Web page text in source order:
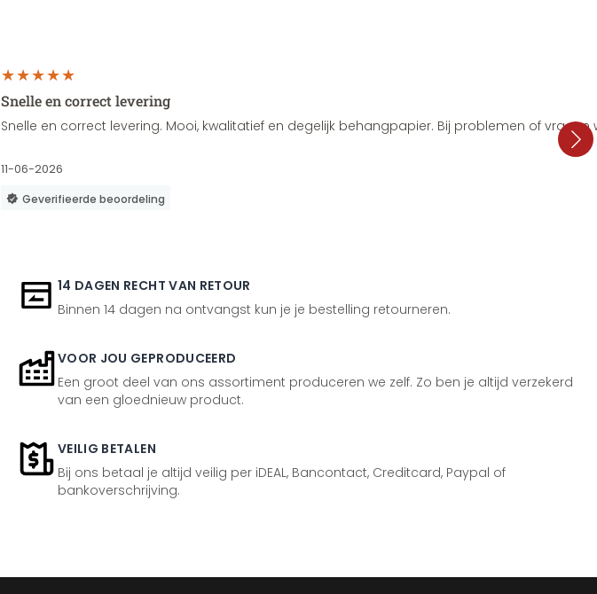
Snelle en correct levering
Snelle en correct levering. Mooi, kwalitatief en degelijk behangpapier. Bij problemen of
11-06-2026
Geverifieerde beoordeling
14 DAGEN RECHT VAN RETOUR
Binnen 14 dagen na ontvangst kun je je bestelling retourneren.
VOOR JOU GEPRODUCEERD
Een groot deel van ons assortiment produceren we zelf. Zo ben je altijd verzekerd
van een gloednieuw product.
VEILIG BETALEN
Bij ons betaal je altijd veilig per iDEAL, Bancontact, Creditcard, Paypal of
bankoverschrijving.